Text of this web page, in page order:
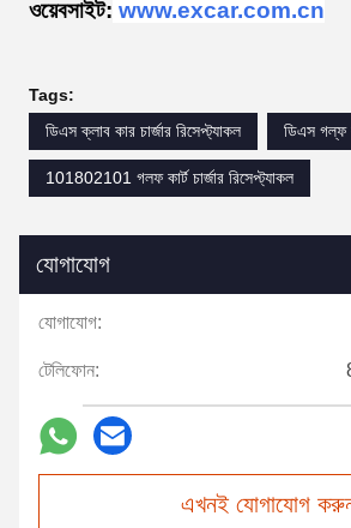
ওয়েবসাইট: www.excar.com.cn
Tags:
ডিএস ক্লাব কার চার্জার রিসেপ্ট্যাকল
ডিএস গল্ফ
101802101 গলফ কার্ট চার্জার রিসেপ্ট্যাকল
যোগাযোগ
যোগাযোগ:
টেলিফোন:
এখনই যোগাযোগ